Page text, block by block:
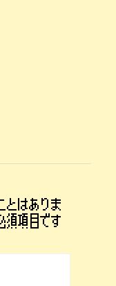
とはありま
須項目です